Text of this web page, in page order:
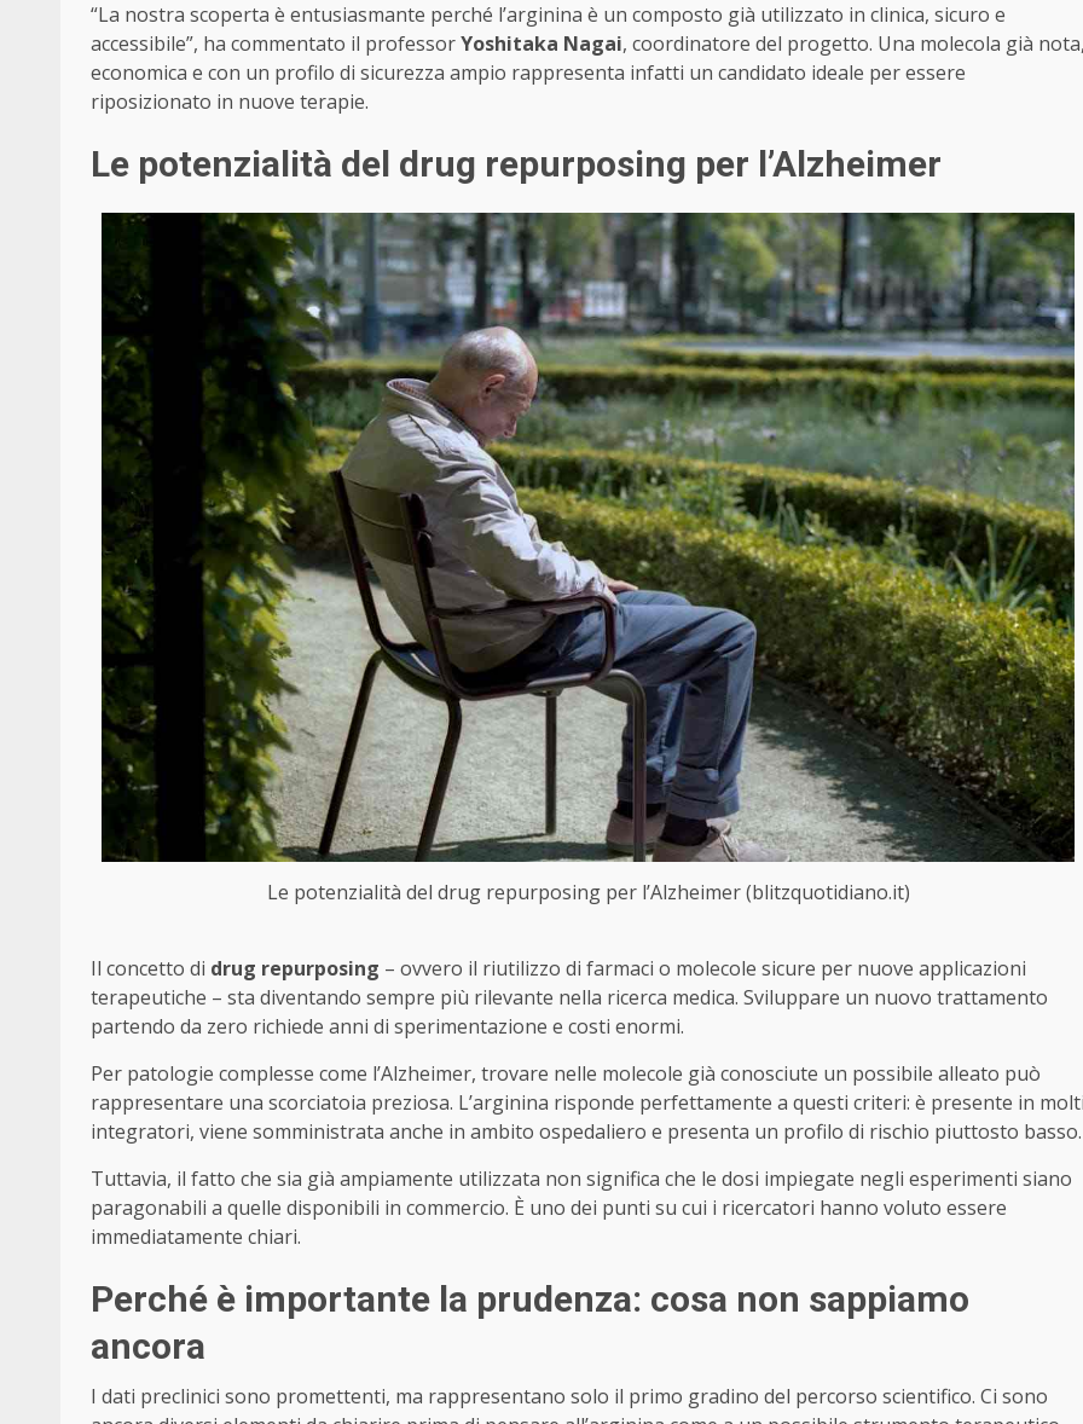
“La nostra scoperta è entusiasmante perché l’arginina è un composto già utilizzato in clinica, sicuro e
accessibile”, ha commentato il professorYoshitaka Nagai, coordinatore del progetto. Una molecola già
economica e con un profilo di sicurezza ampio rappresenta infatti un candidato ideale per essere
riposizionato in nuove terapie.
Le potenzialità del drug repurposing per l’Alzheimer
Le potenzialità del drug repurposing per l’Alzheimer (blitzquotidiano.it)
Il concetto di drug repurposing – ovvero il riutilizzo di farmaci o molecole sicure per nuove applicazioni
terapeutiche – sta diventando sempre più rilevante nella ricerca medica. Sviluppare un nuovo trattamento
partendo da zero richiede anni di sperimentazione e costi enormi.
Per patologie complesse come l’Alzheimer, trovare nelle molecole già conosciute un possibile alleato può
rappresentare una scorciatoia preziosa. L’arginina risponde perfettamente a questi criteri: è presente in
integratori, viene somministrata anche in ambito ospedaliero e presenta un profilo di rischio piuttosto basso.
Tuttavia, il fatto che sia già ampiamente utilizzata non significa che le dosi impiegate negli esperimenti siano
paragonabili a quelle disponibili in commercio. È uno dei punti su cui i ricercatori hanno voluto essere
immediatamente chiari.
Perché è importante la prudenza: cosa non sappiamo
ancora
I dati preclinici sono promettenti, ma rappresentano solo il primo gradino del percorso scientifico. Ci sono